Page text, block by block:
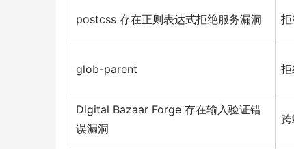
postcss 存在正则表达式拒绝服务漏洞
glob-parent
Digital Bazaar Forge 存在输入验证错
误漏洞